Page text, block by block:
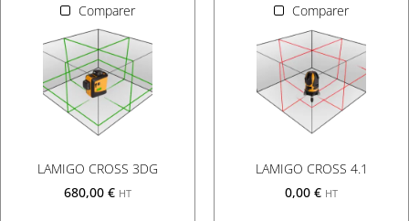
Comparer
LAMIGO CROSS 3DG
680,00 € HT
Comparer
LAMIGO CROSS 4.1
0,00 € HT